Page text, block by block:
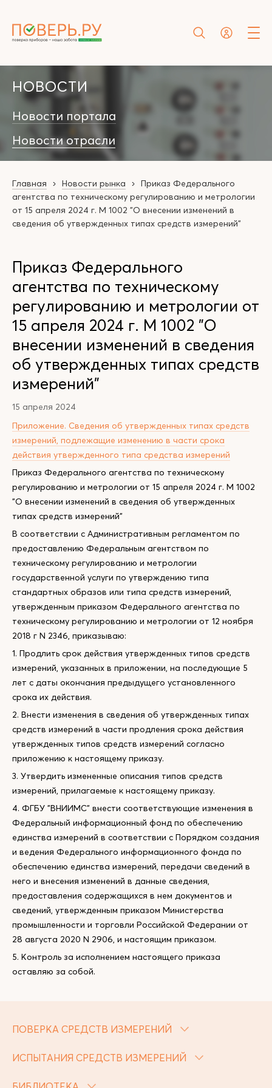
НОВОСТИ
Новости портала
Новости отрасли
Главная Новости рынка
Приказ Федерального
агентства по техническому регулированию и метрологии
от 15 апреля 2024 г. М 1002 "О внесении изменений в
сведения об утвержденных типах средств измерений"
Приказ Федерального
агентства по техническому
регулированию и метрологии от
15 апреля 2024 г. М 1002 "О
внесении изменений в сведения
об утвержденных типах средств
измерений"
15 апреля 2024
Приложение. Сведения об утвержденных типах средств
измерений, подлежащие изменению в части срока
действия утвержденного типа средства измерений
Приказ Федерального агентства по техническому
регулированию и метрологии от 15 апреля 2024 г. М 1002
"О внесении изменений в сведения об утвержденных
типах средств измерений"
В соответствии с Административным регламентом по
предоставлению Федеральным агентством по
техническому регулированию и метрологии
государственной услуги по утверждению типа
стандартных образов или типа средств измерений,
утвержденным приказом Федерального агентства по
техническому регулированию и метрологии от 12 ноября
2018 г N 2346, приказываю:
1. Продлить срок действия утвержденных типов средств
измерений, указанных в приложении, на последующие 5
лет с даты окончания предыдущего установленного
срока их действия.
2. Внести изменения в сведения об утвержденных типах
средств измерений в части продления срока действия
утвержденных типов средств измерений согласно
приложению к настоящему приказу.
3. Утвердить измененные описания типов средств
измерений, прилагаемые к настоящему приказу.
4. ФГБУ "ВНИИМС" внести соответствующие изменения в
Федеральный информационный фонд по обеспечению
единства измерений в соответствии с Порядком создания
и ведения Федерального информационного фонда по
обеспечению единства измерений, передачи сведений в
него и внесения изменений в данные сведения,
предоставления содержащихся в нем документов и
сведений, утвержденным приказом Министерства
промышленности и торговли Российской Федерании от
28 августа 2020 N 2906, и настоящим приказом.
5. Контроль за исполнением настоящего приказа
оставляю за собой.
ПОВЕРКА СРЕДСТВ ИЗМЕРЕНИЙ
ИСПЫТАНИЯ СРЕДСТВ ИЗМЕРЕНИЙ